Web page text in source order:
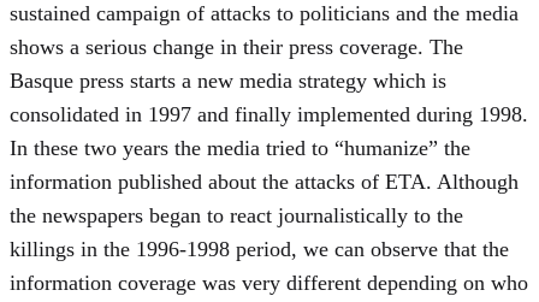
sustained campaign of attacks to politicians and the media
shows a serious change in their press coverage. The
Basque press starts a new media strategy which is
consolidated in 1997 and finally implemented during 1998.
In these two years the media tried to “humanize” the
information published about the attacks of ETA. Although
the newspapers began to react journalistically to the
killings in the 1996-1998 period, we can observe that the
information coverage was very different depending on who